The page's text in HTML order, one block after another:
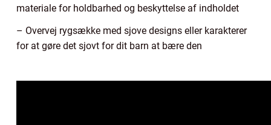
materiale for holdbarhed og beskyttelse af indholdet
– Overvej rygsække med sjove designs eller karakterer
for at gøre det sjovt for dit barn at bære den